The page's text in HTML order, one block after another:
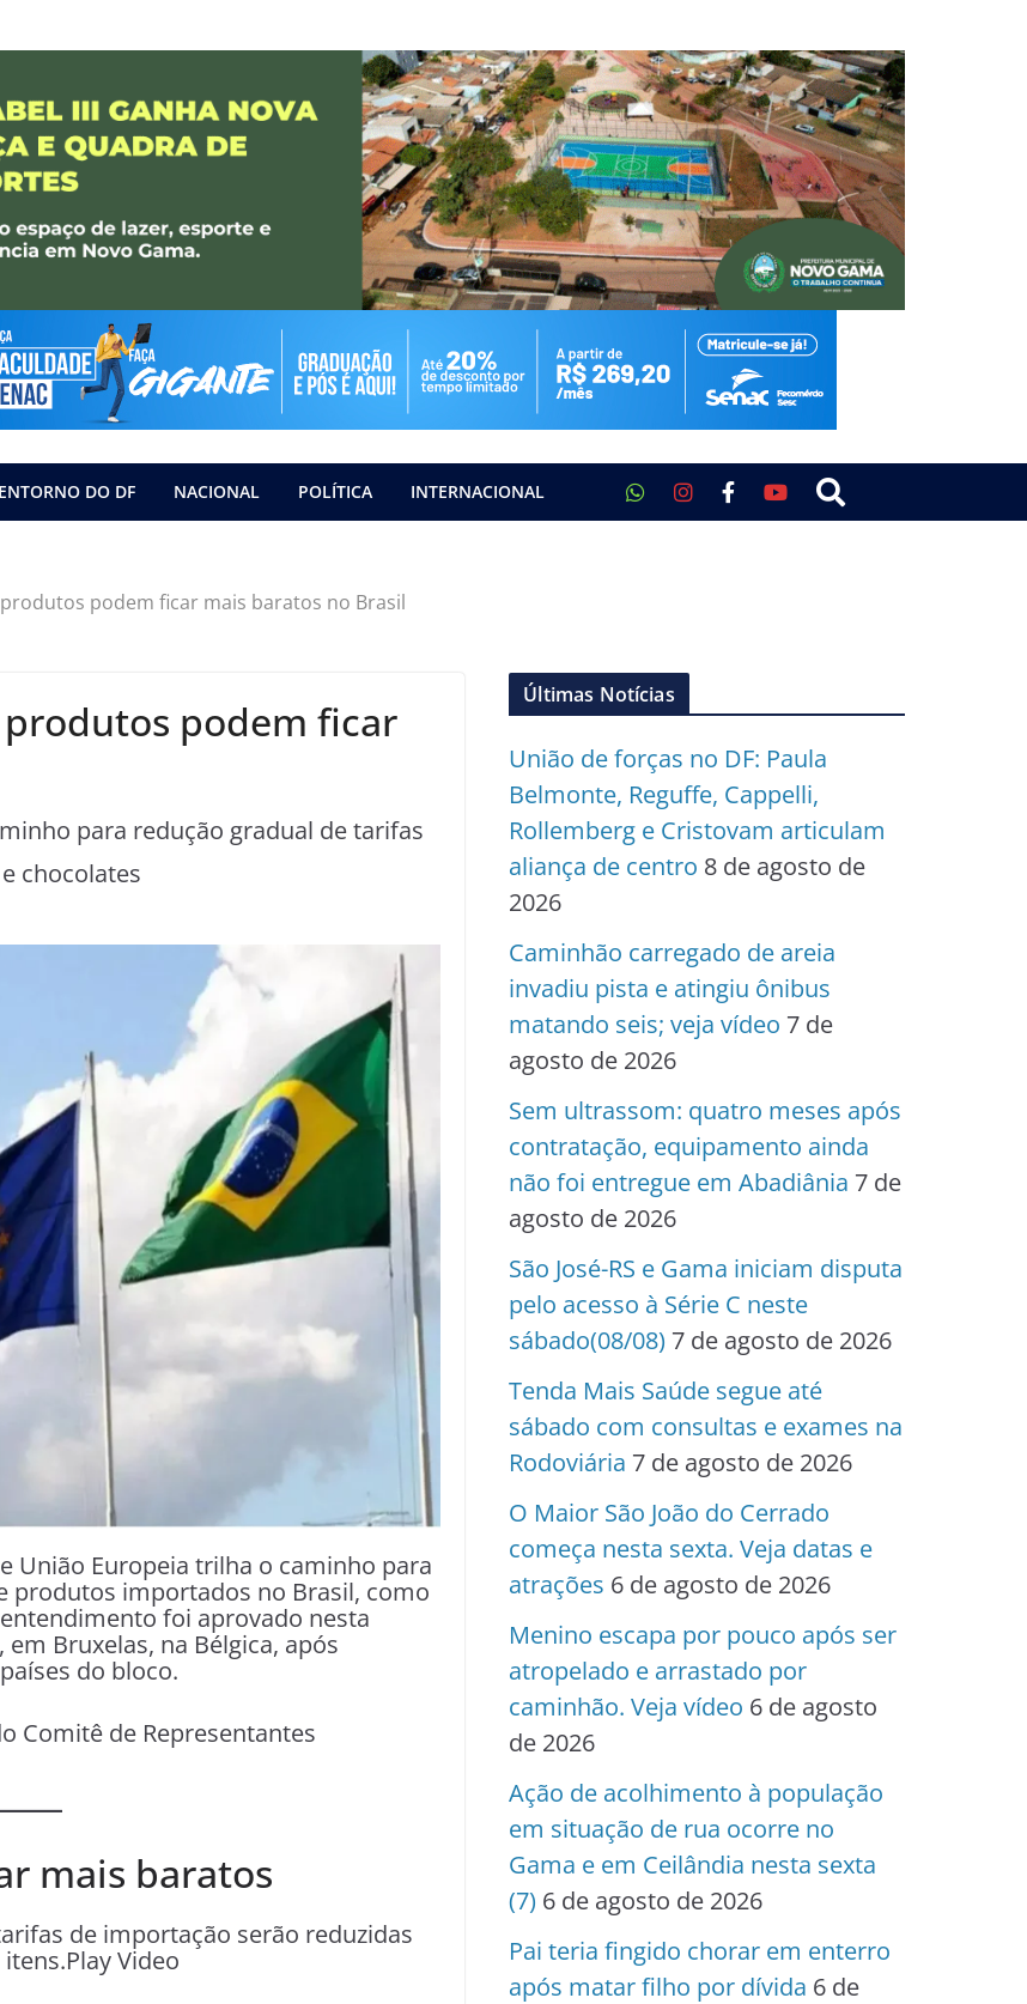
DO DF NACIONAL POLÍTICA INTERNACIONAL
podem ficar mais baratos no Brasil
podem ficar
para redução gradual de tarifas
chocolates
União Europeia trilha o caminho para
produtos importados no Brasil, como
foi aprovado nesta
Bruxelas, na Bélgica, após
do bloco.
Comitê de Representantes
mais baratos
de importação serão reduzidas
Video
Últimas Notícias
União de forças no DF: Paula
Belmonte, Reguffe, Cappelli,
Rollemberg e Cristovam articulam
aliança de centro 8 de agosto de
2026
Caminhão carregado de areia
invadiu pista e atingiu ônibus
matando seis; veja vídeo 7 de
agosto de 2026
Sem ultrassom: quatro meses após
contratação, equipamento ainda
não foi entregue em Abadiânia 7 de
agosto de 2026
São José-RS e Gama iniciam disputa
pelo acesso à Série C neste
sábado(08/08) 7 de agosto de 2026
Tenda Mais Saúde segue até
sábado com consultas e exames na
Rodoviária 7 de agosto de 2026
O Maior São João do Cerrado
começa nesta sexta. Veja datas e
atrações 6 de agosto de 2026
Menino escapa por pouco após ser
atropelado e arrastado por
caminhão. Veja vídeo 6 de agosto
de 2026
Ação de acolhimento à população
em situação de rua ocorre no
Gama e em Ceilândia nesta sexta
(7) 6 de agosto de 2026
Pai teria fingido chorar em enterro
após matar filho por dívida 6 de